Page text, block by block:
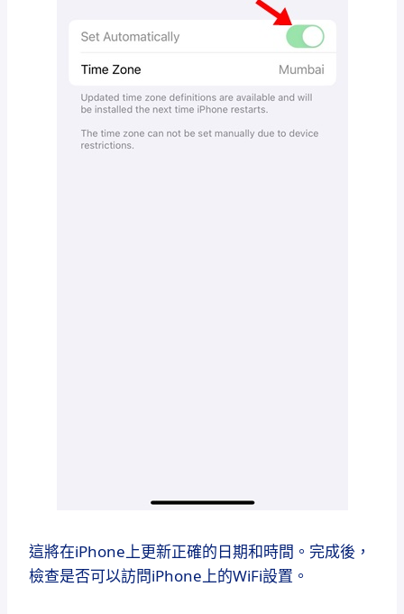
這將在iPhone上更新正確的日期和時間。完成後，
檢查是否可以訪問iPhone上的WiFi設置。